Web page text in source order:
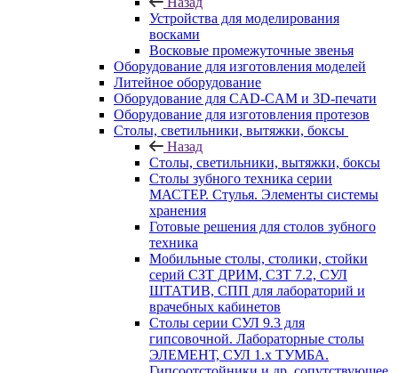
Устройства для моделирования
восками
Восковые промежуточные звенья
Оборудование для изготовления моделей
Литейное оборудование
Оборудование для CAD-CAM и 3D-печати
Оборудование для изготовления протезов
Cтолы, светильники, вытяжки, боксы
Назад
Cтолы, светильники, вытяжки, боксы
Столы зубного техника серии
МАСТЕР. Стулья. Элементы системы
хранения
Готовые решения для столов зубного
техника
Мобильные столы, столики, стойки
серий СЗТ ДРИМ, СЗТ 7.2, СУЛ
ШТАТИВ, СПП для лабораторий и
врачебных кабинетов
Столы серии СУЛ 9.3 для
гипсовочной. Лабораторные столы
ЭЛЕМЕНТ, СУЛ 1.х ТУМБА.